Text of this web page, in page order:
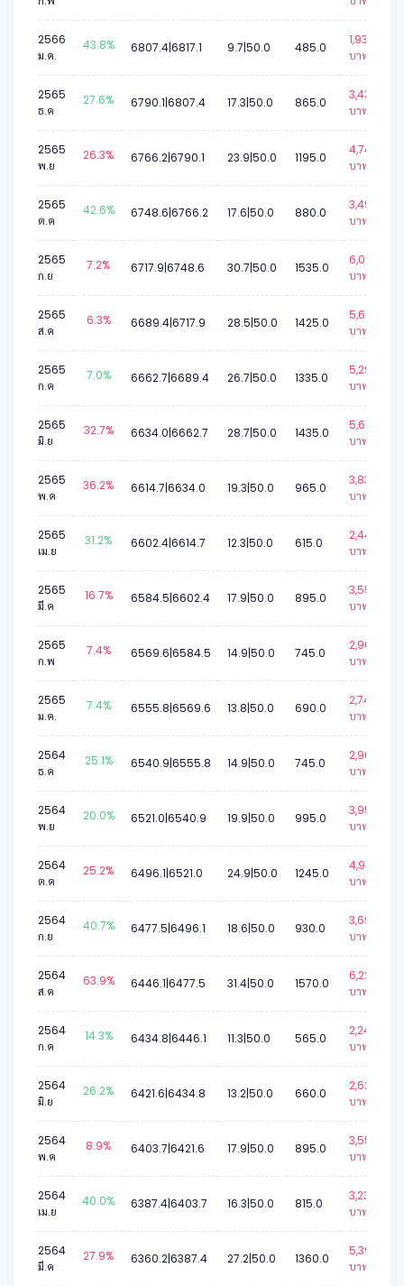
2566
ม.ค.
43.8% 6807.4|6817.1 9.7|50.0 485.0
1,930
บาท.
2565
ธ.ค
27.6% 6790.1|6807.4 17.3|50.0 865.0
3,435
บาท.
2565
พ.ย
26.3% 6766.2|6790.1 23.9|50.0 1195.0
4,742
บาท.
2565
ต.ค
42.6% 6748.6|6766.2 17.6|50.0 880.0
3,494
บาท.
2565
ก.ย
7.2% 6717.9|6748.6 30.7|50.0 1535.0
6,088
บาท.
2565
ส.ค
6.3% 6689.4|6717.9 28.5|50.0 1425.0
5,652
บาท.
2565
ก.ค
7.0% 6662.7|6689.4 26.7|50.0 1335.0
5,296
บาท.
2565
มิ.ย
32.7% 6634.0|6662.7 28.7|50.0 1435.0
5,692
บาท.
2565
พ.ค
36.2% 6614.7|6634.0 19.3|50.0 965.0
3,831
บาท.
2565
เม.ย
31.2% 6602.4|6614.7 12.3|50.0 615.0
2,445
บาท.
2565
มี.ค
16.7% 6584.5|6602.4 17.9|50.0 895.0
3,554
บาท.
2565
ก.พ
7.4% 6569.6|6584.5 14.9|50.0 745.0
2,960
บาท.
2565
ม.ค.
7.4% 6555.8|6569.6 13.8|50.0 690.0
2,742
บาท.
2564
ธ.ค
25.1% 6540.9|6555.8 14.9|50.0 745.0
2,960
บาท.
2564
พ.ย
20.0% 6521.0|6540.9 19.9|50.0 995.0
3,950
บาท.
2564
ต.ค
25.2% 6496.1|6521.0 24.9|50.0 1245.0
4,940
บาท.
2564
ก.ย
40.7% 6477.5|6496.1 18.6|50.0 930.0
3,692
บาท.
2564
ส.ค
63.9% 6446.1|6477.5 31.4|50.0 1570.0
6,227
บาท.
2564
ก.ค
14.3% 6434.8|6446.1 11.3|50.0 565.0
2,247
บาท.
2564
มิ.ย
26.2% 6421.6|6434.8 13.2|50.0 660.0
2,623
บาท.
2564
พ.ค
8.9% 6403.7|6421.6 17.9|50.0 895.0
3,554
บาท.
2564
เม.ย
40.0% 6387.4|6403.7 16.3|50.0 815.0
3,237
บาท.
2564
มี.ค
27.9% 6360.2|6387.4 27.2|50.0 1360.0
5,395
บาท.